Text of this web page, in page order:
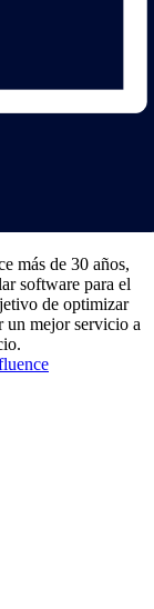
más de 30 años,
software para el
de optimizar
un mejor servicio a